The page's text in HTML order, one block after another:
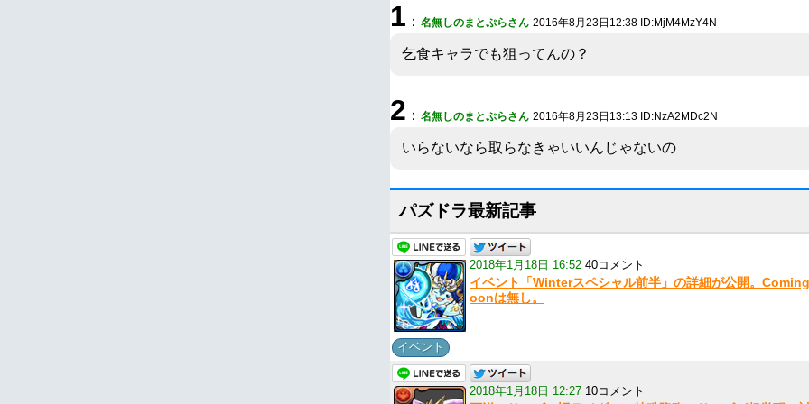
1 ： 名無しのまとぷらさん 2016年8月23日12:38 ID:MjM4MzY4N
乞食キャラでも狙ってんの？
2 ： 名無しのまとぷらさん 2016年8月23日13:13 ID:NzA2MDc2N
いらないなら取らなきゃいいんじゃないの
パズドラ最新記事
2018年1月18日 16:52 40コメント
イベント「Winterスペシャル前半」の詳細が公開。
oonは無し。
イベント
2018年1月18日 12:27 10コメント